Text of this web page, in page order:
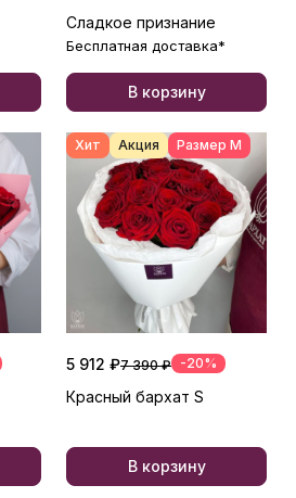
Сладкое признание
Бесплатная доставка*
В корзину
Хит Акция Размер М
5 912 ₽7 390 ₽ -20%
Красный бархат S
В корзину